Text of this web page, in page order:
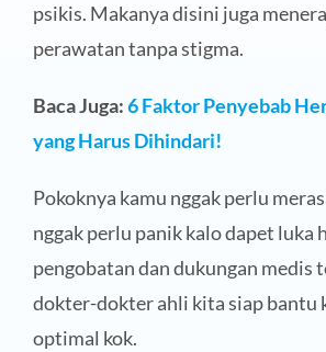
psikis. Makanya disini juga
perawatan tanpa stigma.
Baca Juga:6 Faktor Penyebab
yang Harus Dihindari!
Pokoknya kamu nggak perlu
nggak perlu panik kalo dapet luka
pengobatan dan dukungan medis
dokter-dokter ahli kita siap bantu
optimal kok.